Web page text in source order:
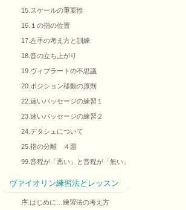
15.スケールの重要性
16.１の指の位置
17.左手の考え方と訓練
18.音の立ち上がり
19.ヴィブラートの不思議
20.ポジション移動の原則
22.速いパッセージの練習１
23.速いパッセージの練習２
24.デタシェについて
25.指の分離 ４題
99.音程が「悪い」と音程が「無い」
ヴァイオリン練習法とレッスン
序.はじめに…練習法の考え方